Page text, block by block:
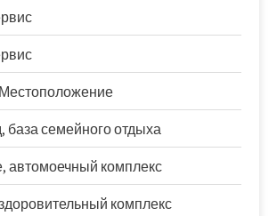
база семейного отдыха
автомоечный комплекс
комплекс